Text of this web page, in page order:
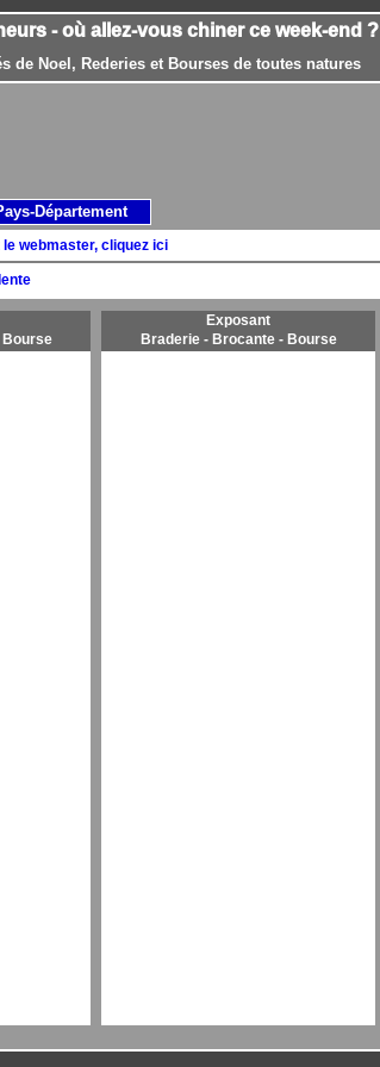
- où allez-vous chiner ce week-end ?
de Noel, Rederies et Bourses de toutes natures
webmaster, cliquez ici
Bourse
Exposant
Braderie - Brocante - Bourse
Département